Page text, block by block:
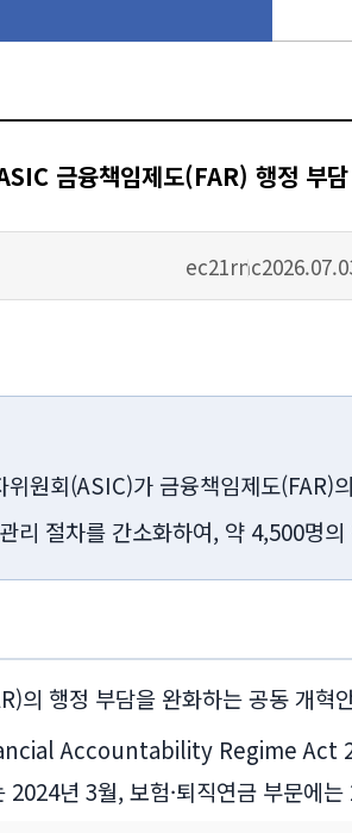
금융책임제도(FAR) 행정 부
작성자
ec21rnc등록일
원회(ASIC)가 금융책임제도(FAR)
리 절차를 간소화하여, 약 4,500명
의 행정 부담을 완화하는 공동 개혁
Accountability Regime Act
년 3월, 보험·퇴직연금 부문에